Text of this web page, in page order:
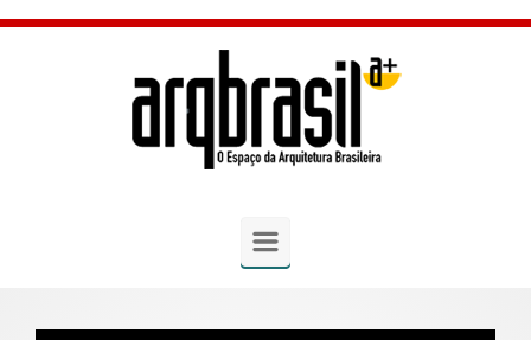
Skip to main content